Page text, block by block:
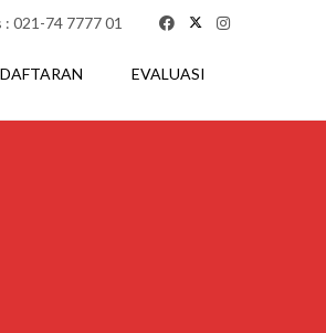
: 021-74 7777 01
EVALUASI